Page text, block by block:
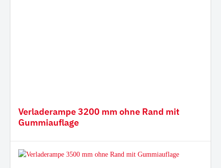
Verladerampe 3200 mm ohne Rand mit
Gummiauflage